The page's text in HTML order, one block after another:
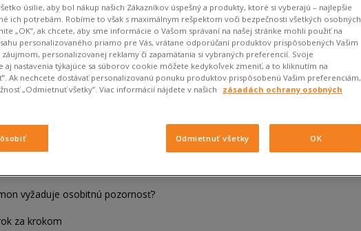
vyžaduje osobitnú pozornosť?
za krokom
úsilie, aby bol nákup našich Zákazníkov úspešný a produkty, ktoré si vyberajú – najlepšie
ich potrebám. Robíme to však s maximálnym rešpektom voči bezpečnosti všetkých osobných
„OK”, ak chcete, aby sme informácie o Vašom správaní na našej stránke mohli použiť na
personalizovaného priamo pre Vás, vrátane odporúčaní produktov prispôsobených Vašim
personalizovanej reklamy či zapamätania si vybraných preferencií. Svoje
aj nastavenia týkajúce sa súborov cookie môžete kedykoľvek zmeniť, a to kliknutím na
Ak nechcete dostávať personalizovanú ponuku produktov prispôsobenú Vašim preferenciám,
„Odmietnuť všetky”. Viac informácií nájdete v našich
zásadách ochrany osobných
Odmietnuť všetky OK